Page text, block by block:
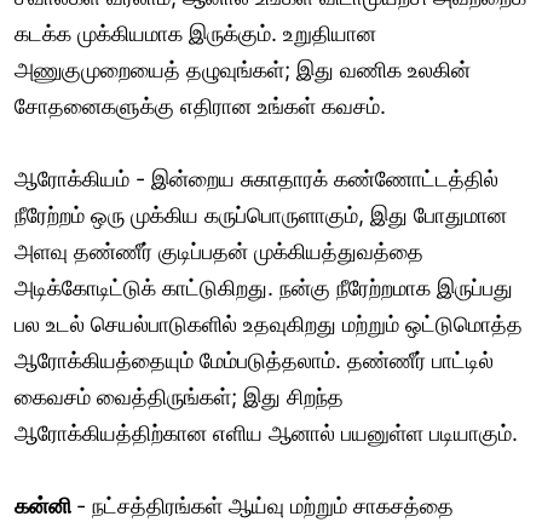
கடக்க முக்கியமாக இருக்கும். உறுதியான
அணுகுமுறையைத் தழுவுங்கள்; இது வணிக உலகின்
சோதனைகளுக்கு எதிரான உங்கள் கவசம்.
ஆரோக்கியம் - இன்றைய சுகாதாரக் கண்ணோட்டத்தில்
நீரேற்றம் ஒரு முக்கிய கருப்பொருளாகும், இது போதுமான
அளவு தண்ணீர் குடிப்பதன் முக்கியத்துவத்தை
அடிக்கோடிட்டுக் காட்டுகிறது. நன்கு நீரேற்றமாக இருப்பது
பல உடல் செயல்பாடுகளில் உதவுகிறது மற்றும் ஒட்டுமொத்த
ஆரோக்கியத்தையும் மேம்படுத்தலாம். தண்ணீர் பாட்டில்
கைவசம் வைத்திருங்கள்; இது சிறந்த
ஆரோக்கியத்திற்கான எளிய ஆனால் பயனுள்ள படியாகும்.
கன்னி - நட்சத்திரங்கள் ஆய்வு மற்றும் சாகசத்தை